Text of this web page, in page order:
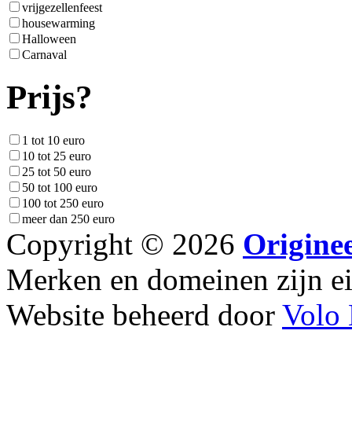
vrijgezellenfeest
housewarming
Halloween
Carnaval
Prijs?
1 tot 10 euro
10 tot 25 euro
25 tot 50 euro
50 tot 100 euro
100 tot 250 euro
meer dan 250 euro
Copyright © 2026
Merken en domeinen zijn
Website beheerd door Volo